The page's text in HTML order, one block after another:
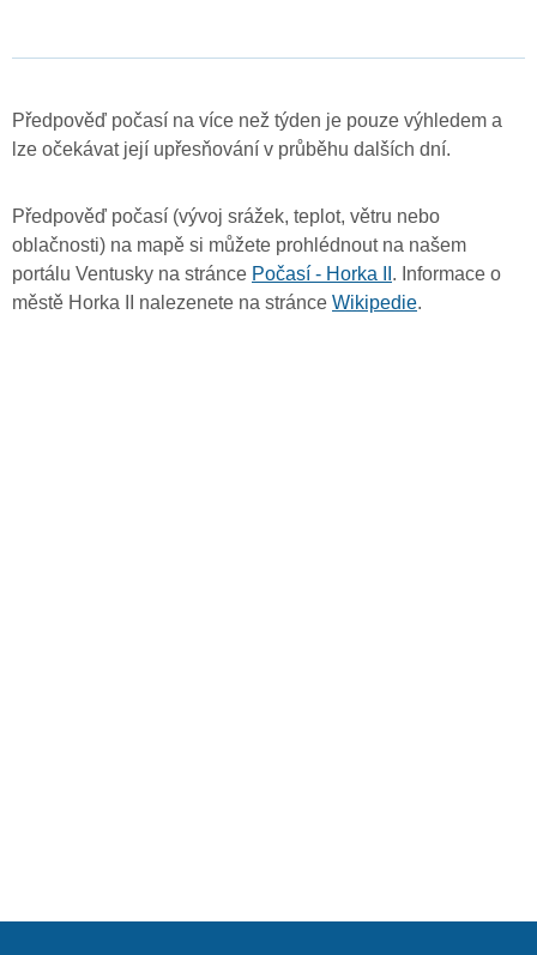
Předpověď počasí na více než týden je pouze výhledem a
lze očekávat její upřesňování v průběhu dalších dní.
Předpověď počasí (vývoj srážek, teplot, větru nebo
oblačnosti) na mapě si můžete prohlédnout na našem
portálu Ventusky na stránce Počasí - Horka II . Informace o
městě Horka II nalezenete na stránce Wikipedie.